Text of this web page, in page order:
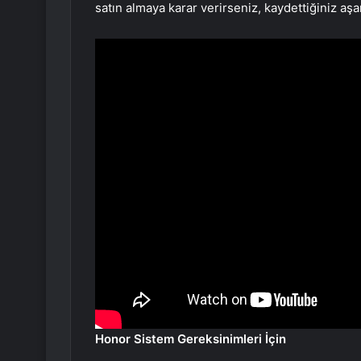
satın almaya karar verirseniz, kaydettiğiniz
Honor Sistem Gereksinimleri İçin